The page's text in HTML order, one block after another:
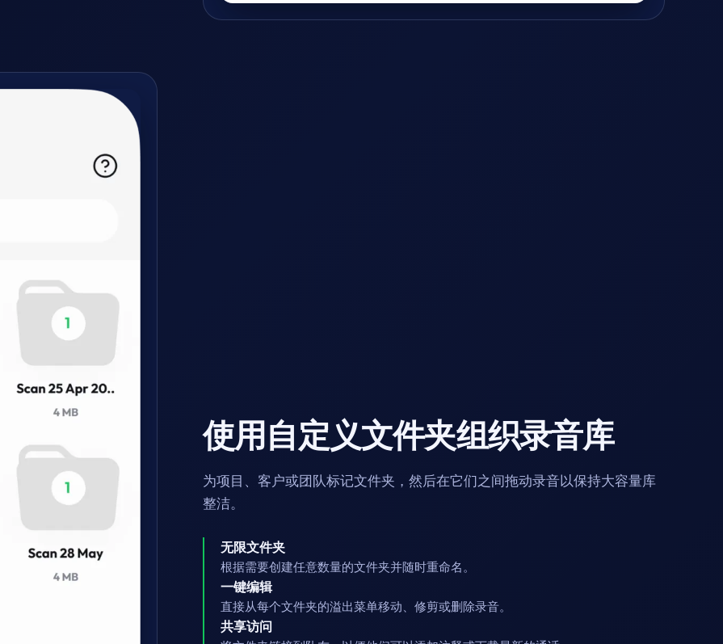
使用自定义文件夹组织录音库
为项目、客户或团队标记文件夹，然后在它们之间拖动录音以保持大容量库
整洁。
无限文件夹
根据需要创建任意数量的文件夹并随时重命名。
一键编辑
直接从每个文件夹的溢出菜单移动、修剪或删除录音。
共享访问